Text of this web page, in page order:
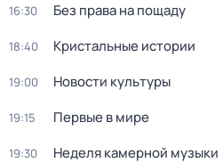
16:30 Без права на пощаду
18:40 Кристальные истории
19:00 Новости культуры
19:15 Первые в мире
19:30 Неделя камерной музыки